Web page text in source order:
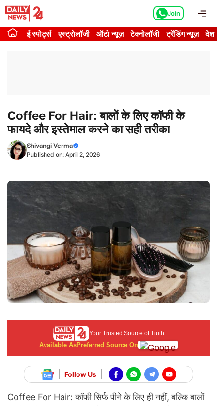
Skip
content
Join
ई स्पोर्ट्स एस्ट्रोलॉजी ऑटो न्यूज़ टेक्नोलॉजी ट्रेंडिंग न्यूज़ देश
Coffee For Hair: बालों के लिए कॉफी के
फायदे और इस्तेमाल करने का सही तरीका
Shivangi Verma
Published on: April 2, 2026
Your Trusted Source of Truth
Available AsPreferred Source On
Follow Us
Coffee For Hair: कॉफी सिर्फ पीने के लिए ही नहीं, बल्कि बालों